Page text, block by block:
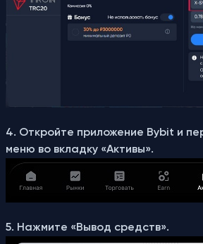
4. Откройте приложение Bybit и
меню во вкладку «Активы».
5. Нажмите «Вывод средств».